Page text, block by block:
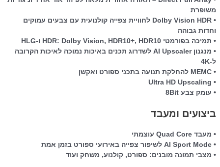
משופרת
• Dolby Vision HDR לחוויית צפייה קולנועית עם צבעים עמוקים
וחדות גבוהה
• תמיכה בפורמטי HDR: Dolby Vision, HDR10+, HDR10 ו-HLG
• מנגנון AI Upscaler לשדרוג תכנים באיכות נמוכה לאיכות הקרובה
ל-4K
• MEMC להחלקת תנועה בתכני ספורט ואקשן
• Ultra HD Upscaling
• עומק צבע 8Bit
ביצועים ומעבד
• מעבד Quad Core עוצמתי
• AI Sport Mode לשיפור צפייה באירועי ספורט בזמן אמת
• מצבי תמונה מובנים: ספורט, קולנוע, משחק ועוד